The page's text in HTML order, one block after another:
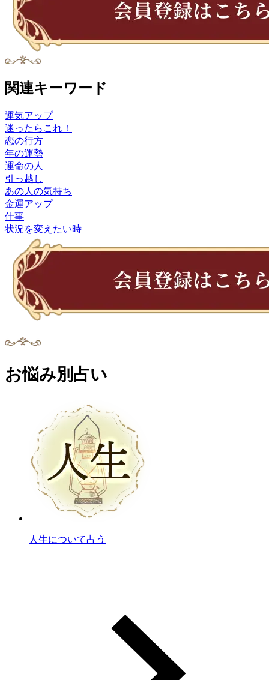
関連キーワード
運気アップ
迷ったらこれ！
恋の行方
年の運勢
運命の人
引っ越し
あの人の気持ち
金運アップ
仕事
状況を変えたい時
お悩み別占い
人生について占う